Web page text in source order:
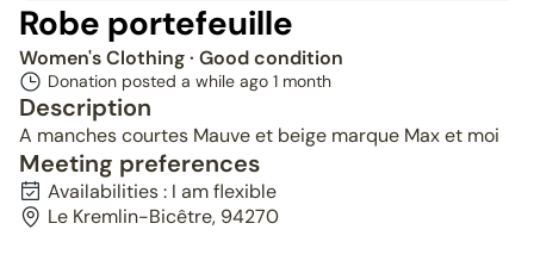
Robe portefeuille
Women's Clothing· Good condition
Donation posted a while ago 1 month
Description
A manches courtes Mauve et beige marque Max et moi
Meeting preferences
Availabilities : I am flexible
Le Kremlin-Bicêtre, 94270